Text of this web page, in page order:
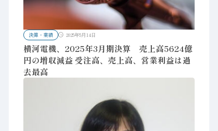
決算・業績 2025年5月14日
横河電機、2025年3月期決算 売上高5624億
円の増収減益 受注高、売上高、営業利益は過
去最高